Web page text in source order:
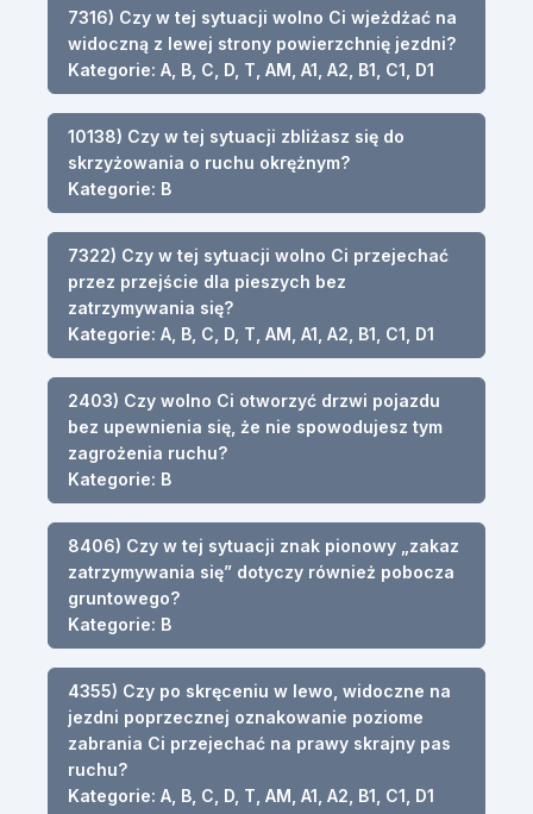
7316) Czy w tej sytuacji wolno Ci wjeżdżać na
widoczną z lewej strony powierzchnię jezdni?
Kategorie: A, B, C, D, T, AM, A1, A2, B1, C1, D1
10138) Czy w tej sytuacji zbliżasz się do
skrzyżowania o ruchu okrężnym?
Kategorie: B
7322) Czy w tej sytuacji wolno Ci przejechać
przez przejście dla pieszych bez
zatrzymywania się?
Kategorie: A, B, C, D, T, AM, A1, A2, B1, C1, D1
2403) Czy wolno Ci otworzyć drzwi pojazdu
bez upewnienia się, że nie spowodujesz tym
zagrożenia ruchu?
Kategorie: B
8406) Czy w tej sytuacji znak pionowy „zakaz
zatrzymywania się” dotyczy również pobocza
gruntowego?
Kategorie: B
4355) Czy po skręceniu w lewo, widoczne na
jezdni poprzecznej oznakowanie poziome
zabrania Ci przejechać na prawy skrajny pas
ruchu?
Kategorie: A, B, C, D, T, AM, A1, A2, B1, C1, D1